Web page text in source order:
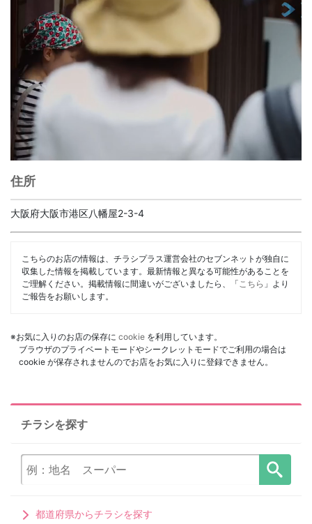
住所
大阪府大阪市港区八幡屋2-3-4
こちらのお店の情報は、チラシプラス運営会社のセブンネットが独自に
収集した情報を掲載しています。最新情報と異なる可能性があることを
ご理解ください。掲載情報に間違いがございましたら、「 こちら 」より
ご報告をお願いします。
※お気に入りのお店の保存に cookie を利用しています。
ブラウザのプライベートモードやシークレットモードでご利用の場合は
cookie が保存されませんのでお店をお気に入りに登録できません。
チラシを探す
都道府県からチラシを探す